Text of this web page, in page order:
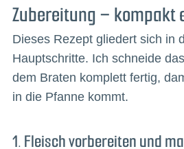
Zubereitung – kompakt
Dieses Rezept gliedert sich in
Hauptschritte. Ich schneide
dem Braten komplett fertig,
in die Pfanne kommt.
1. Fleisch vorbereiten und